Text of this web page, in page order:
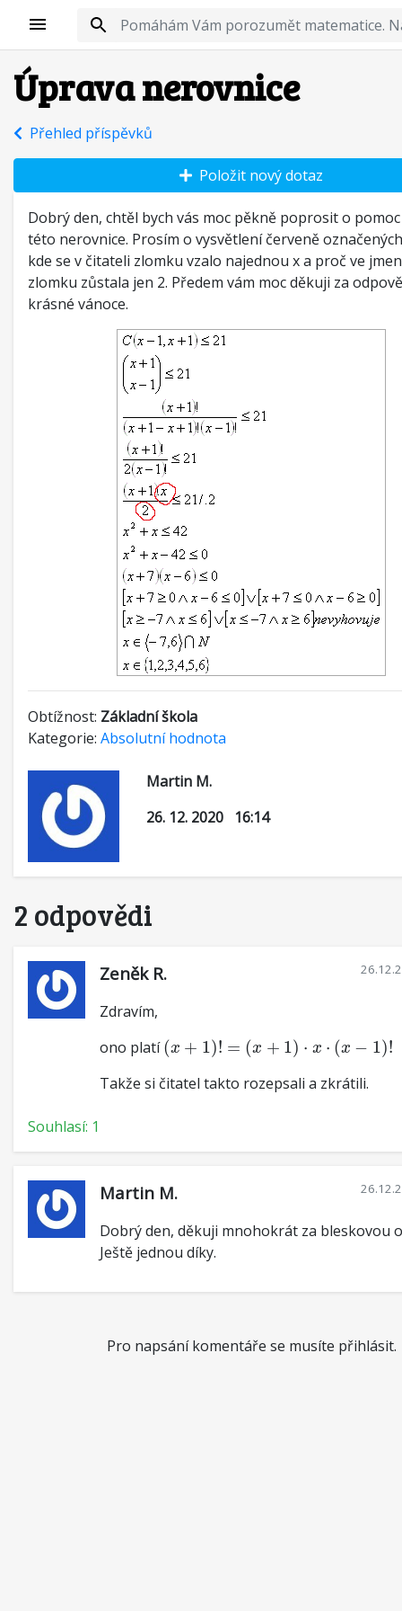
Úprava nerovnice
Přehled příspěvků
Dobrý den, chtěl bych vás moc pěkně poprosit o
této nerovnice. Prosím o vysvětlení červeně
kde se v čitateli zlomku vzalo najednou x a proč ve
zlomku zůstala jen 2. Předem vám moc děkuji za
krásné vánoce.
Obtížnost: Základní škola
Kategorie: Absolutní hodnota
Martin M.
26. 12. 2020 16:14
2 odpovědi
Zeněk R.
Zdravím,
ono platí(x + 1)! = (x + 1) ⋅ x ⋅ (x − 1)!
(x+ 1 !=( 1)⋅x ⋅ x− !
Takže si čitatel takto rozepsali a zkrátili.
Souhlasí: 1
Martin M.
Dobrý den, děkuji mnohokrát za bleskovou
Ještě jednou díky.
Pro napsání komentáře se musíte přihlásit.
Položit nový dotaz